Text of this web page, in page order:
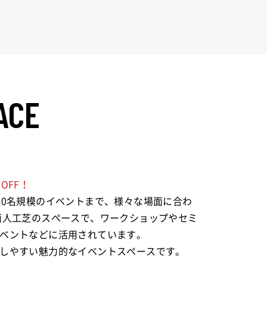
！
名規模のイベントまで、様々な場面に合わ
工芝のスペースで、ワークショップやセミ
ントなどに活用されています。
やすい魅力的なイベントスペースです。